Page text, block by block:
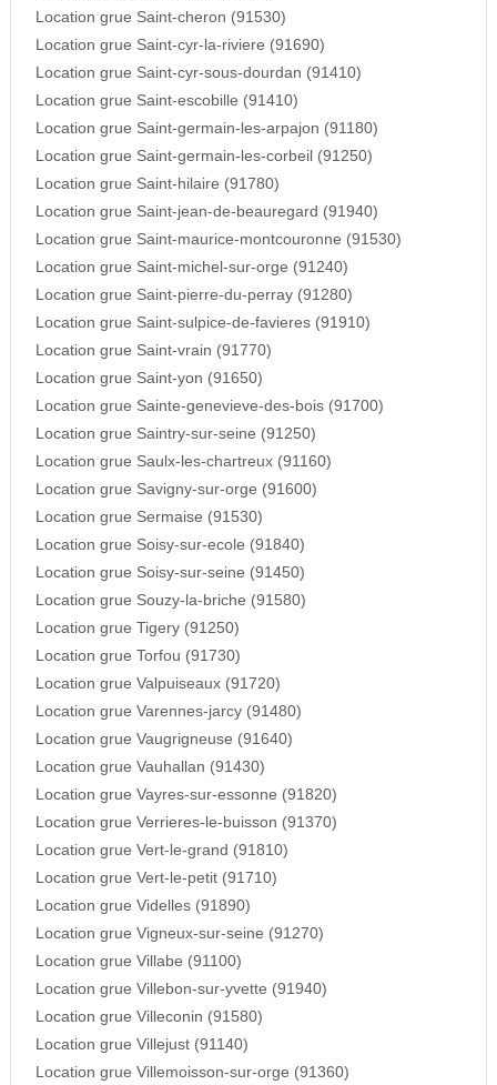
Location grue Saint-cheron (91530)
Location grue Saint-cyr-la-riviere (91690)
Location grue Saint-cyr-sous-dourdan (91410)
Location grue Saint-escobille (91410)
Location grue Saint-germain-les-arpajon (91180)
Location grue Saint-germain-les-corbeil (91250)
Location grue Saint-hilaire (91780)
Location grue Saint-jean-de-beauregard (91940)
Location grue Saint-maurice-montcouronne (91530)
Location grue Saint-michel-sur-orge (91240)
Location grue Saint-pierre-du-perray (91280)
Location grue Saint-sulpice-de-favieres (91910)
Location grue Saint-vrain (91770)
Location grue Saint-yon (91650)
Location grue Sainte-genevieve-des-bois (91700)
Location grue Saintry-sur-seine (91250)
Location grue Saulx-les-chartreux (91160)
Location grue Savigny-sur-orge (91600)
Location grue Sermaise (91530)
Location grue Soisy-sur-ecole (91840)
Location grue Soisy-sur-seine (91450)
Location grue Souzy-la-briche (91580)
Location grue Tigery (91250)
Location grue Torfou (91730)
Location grue Valpuiseaux (91720)
Location grue Varennes-jarcy (91480)
Location grue Vaugrigneuse (91640)
Location grue Vauhallan (91430)
Location grue Vayres-sur-essonne (91820)
Location grue Verrieres-le-buisson (91370)
Location grue Vert-le-grand (91810)
Location grue Vert-le-petit (91710)
Location grue Videlles (91890)
Location grue Vigneux-sur-seine (91270)
Location grue Villabe (91100)
Location grue Villebon-sur-yvette (91940)
Location grue Villeconin (91580)
Location grue Villejust (91140)
Location grue Villemoisson-sur-orge (91360)